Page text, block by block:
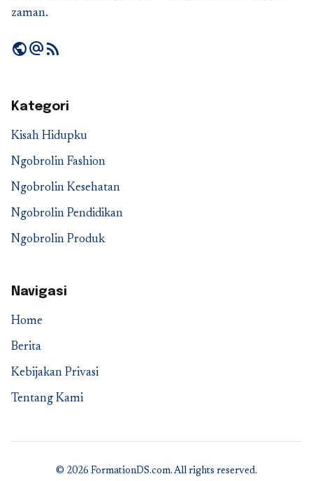
zaman.
publicalternate_emailrss_feed
Kategori
Kisah Hidupku
Ngobrolin Fashion
Ngobrolin Kesehatan
Ngobrolin Pendidikan
Ngobrolin Produk
Navigasi
Home
Berita
Kebijakan Privasi
Tentang Kami
© 2026 FormationDS.com. All rights reserved.